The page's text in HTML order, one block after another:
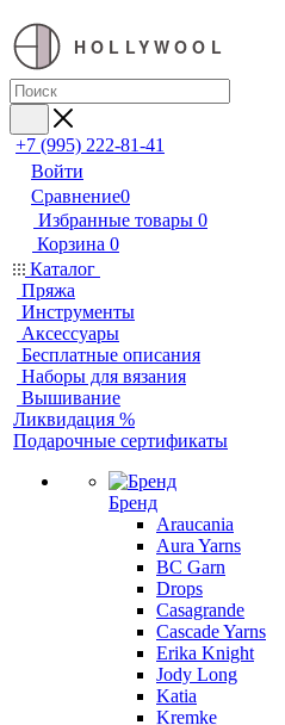
HOLLYWOOL
+7 (995) 222-81-41
Войти
Сравнение0
Избранные товары 0
Корзина 0
Каталог
Пряжа
Инструменты
Аксессуары
Бесплатные описания
Наборы для вязания
Вышивание
Ликвидация %
Подарочные сертификаты
Бренд
Araucania
Aura Yarns
BC Garn
Drops
Casagrande
Cascade Yarns
Erika Knight
Jody Long
Katia
Kremke